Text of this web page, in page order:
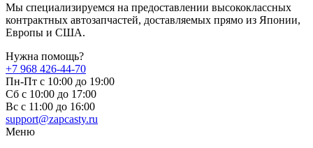
Мы специализируемся на предоставлении высококлассных
контрактных автозапчастей, доставляемых прямо из Японии,
Европы и США.
Нужна помощь?
+7 968 426-44-70
Пн-Пт с 10:00 до 19:00
Сб с 10:00 до 17:00
Вс c 11:00 до 16:00
support@zapcasty.ru
Меню